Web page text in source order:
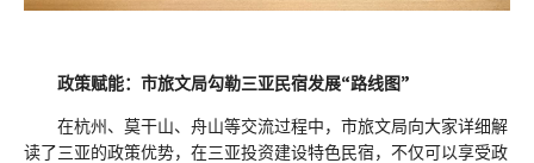
政策赋能：市旅文局勾勒三亚民宿发展“路线图”
在杭州、莫干山、舟山等交流过程中，市旅文局向大家详细解
读了三亚的政策优势，在三亚投资建设特色民宿，不仅可以享受政